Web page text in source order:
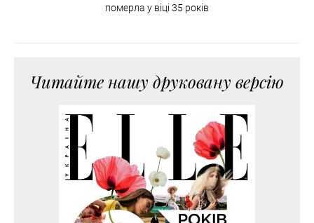
померла у віці 35 років
Читайте нашу друковану версію